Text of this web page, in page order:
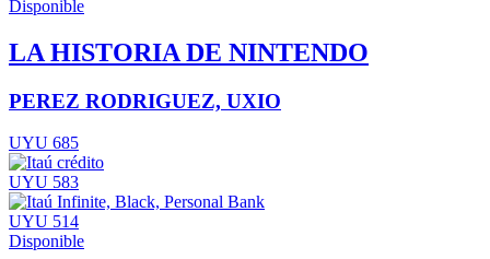
Disponible
LA HISTORIA DE NINTENDO
PEREZ RODRIGUEZ, UXIO
UYU 685
UYU 583
UYU 514
Disponible